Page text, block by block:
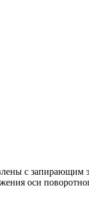
с запирающим
оси